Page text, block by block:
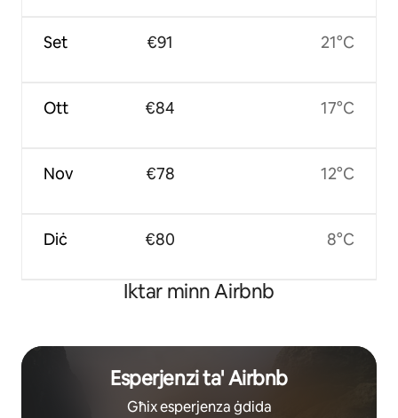
Set
Ott
Nov
Diċ
€91
€84
€78
€80
21°C
17°C
12°C
8°C
Iktar minn Airbnb
Esperjenzi ta' Airbnb
Għix esperjenza ġdida